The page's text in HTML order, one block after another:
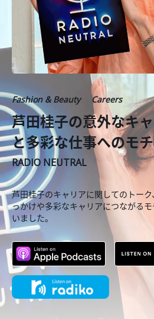
Fashion & Beauty Careers
芦田桂子の意外なキ
と多彩な仕事へのモ
RADIO NEUTRAL
芦田桂子のキャリアに関してのトー
っかけや多彩なキャリアにつながる
いました。